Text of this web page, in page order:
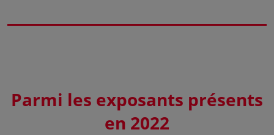
Parmi les exposants présents
en 2022